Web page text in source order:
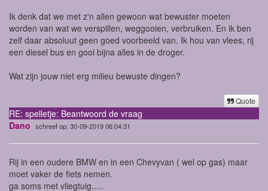
Ik denk dat we met z'n allen gewoon wat bewuster moeten
worden van wat we verspillen, weggooien, verbruiken. En ik ben
zelf daar absoluut geen goed voorbeeld van. Ik hou van vlees, rij
een diesel bus en gooi bijna alles in de droger.
Wat zijn jouw niet erg milieu bewuste dingen?
Quote
RE: spelletje: Beantwoord de vraag
Dano schreef op: 30-09-2019 06:04:31
Rij in een oudere BMW en in een Chevyvan ( wel op gas) maar
moet vaker de fiets nemen.
ga soms met vliegtuig.....